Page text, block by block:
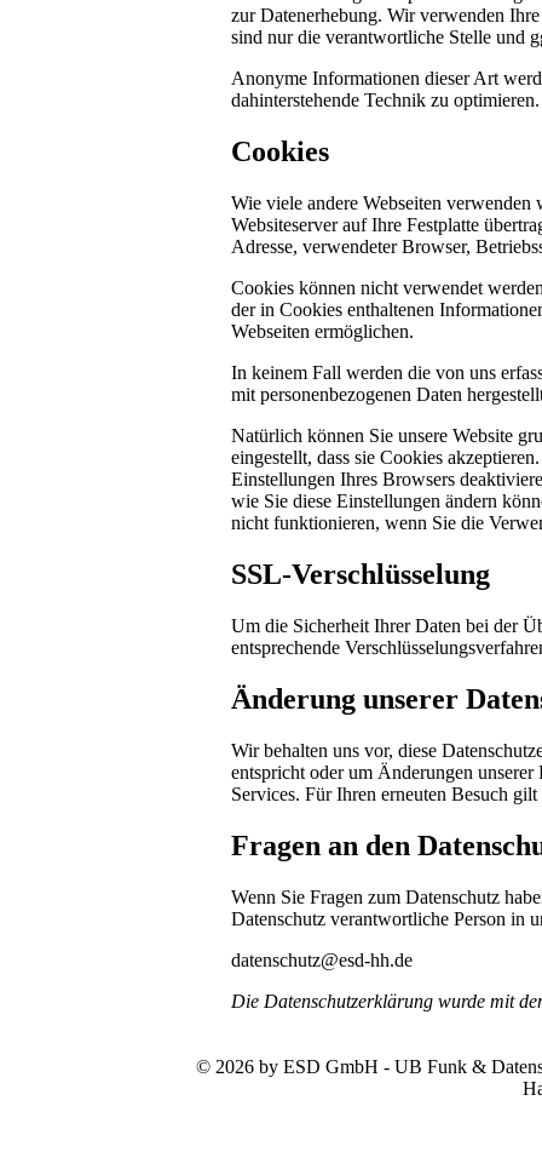
zur Datenerhebung. Wir verwenden
sind nur die verantwortliche Stelle und
Anonyme Informationen dieser Art
dahinterstehende Technik zu optimieren.
Cookies
Wie viele andere Webseiten
Websiteserver auf Ihre Festplatte
Adresse, verwendeter Browser,
Cookies können nicht verwendet
der in Cookies enthaltenen
Webseiten ermöglichen.
In keinem Fall werden die von uns
mit personenbezogenen Daten
Natürlich können Sie unsere Website
eingestellt, dass sie Cookies
Einstellungen Ihres Browsers
wie Sie diese Einstellungen ändern
nicht funktionieren, wenn Sie die
SSL-Verschlüsselung
Um die Sicherheit Ihrer Daten bei der
entsprechende
Änderung unserer
Wir behalten uns vor, diese
entspricht oder um Änderungen
Services. Für Ihren erneuten Besuch
Fragen an den
Wenn Sie Fragen zum Datenschutz
Datenschutz verantwortliche Person in
datenschutz@esd-hh.de
Die Datenschutzerklärung wurde mit
© 2026 by ESD GmbH - UB Funk &